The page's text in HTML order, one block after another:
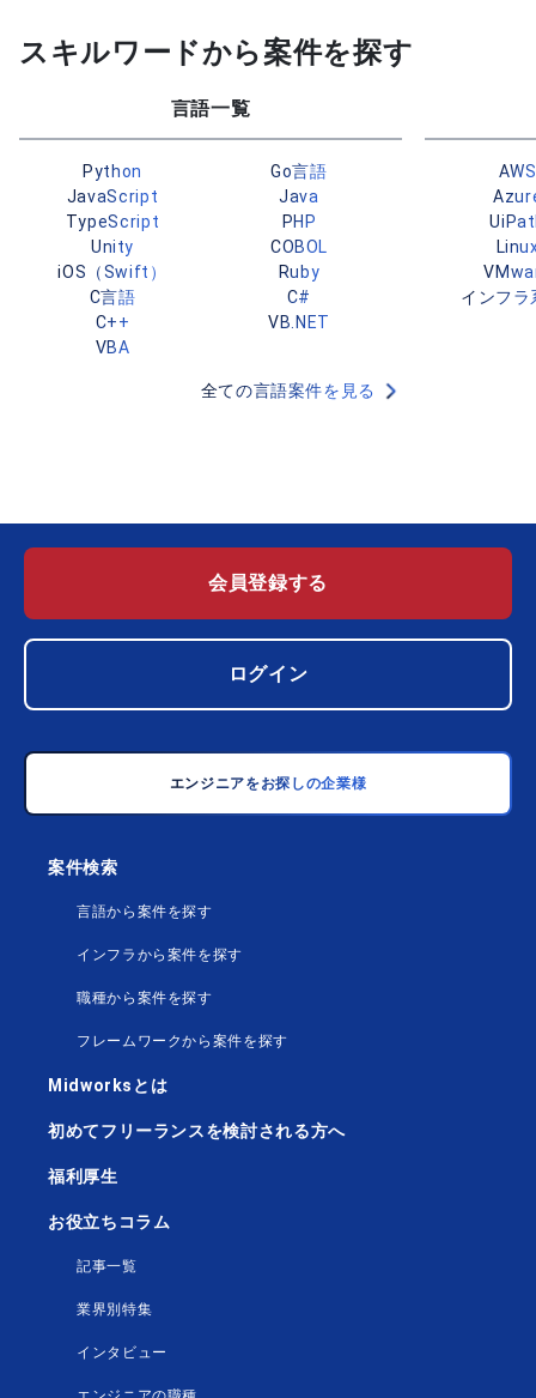
スキルワードから案件を探す
言語一覧
Python
Go言語
JavaScript
Java
TypeScript
PHP
Unity
COBOL
iOS（Swift）
Ruby
C言語
C#
C++
VB.NET
VBA
全ての言語案件を見る
AWS
インフラ
会員登録する
ログイン
エンジニアをお探しの企業様
案件検索
言語から案件を探す
インフラから案件を探す
職種から案件を探す
フレームワークから案件を探す
Midworksとは
初めてフリーランスを検討される方へ
福利厚生
お役立ちコラム
記事一覧
業界別特集
インタビュー